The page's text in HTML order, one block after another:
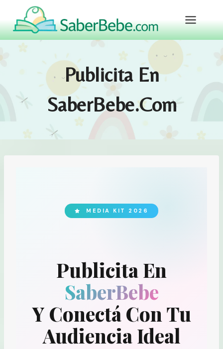
content
Publicita En
SaberBebe.com
MEDIA KIT 2026
Publicita En
SaberBebe
Y Conectá Con Tu
Audiencia Ideal